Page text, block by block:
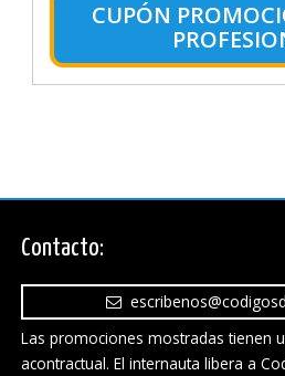
CUPÓN
Contacto:
Las promociones mostradas tienen
acontractual. El internauta libera a